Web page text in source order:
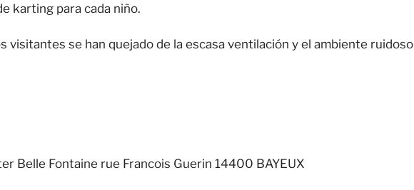
karting para cada niño.
visitantes se han quejado de la escasa ventilación y el ambiente ruidoso
Belle Fontaine rue Francois Guerin 14400 BAYEUX